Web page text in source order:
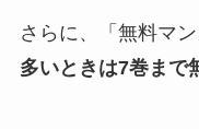
さらに、「無料マ
多いときは7巻まで